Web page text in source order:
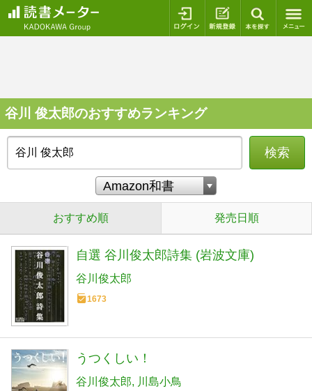
ログイン 新規登録
谷川 俊太郎のおすすめランキング
検索
おすすめ順 発売日順
自選 谷川俊太郎詩集 (岩波文庫)
谷川俊太郎
1673
うつくしい！
谷川俊太郎 川島小鳥